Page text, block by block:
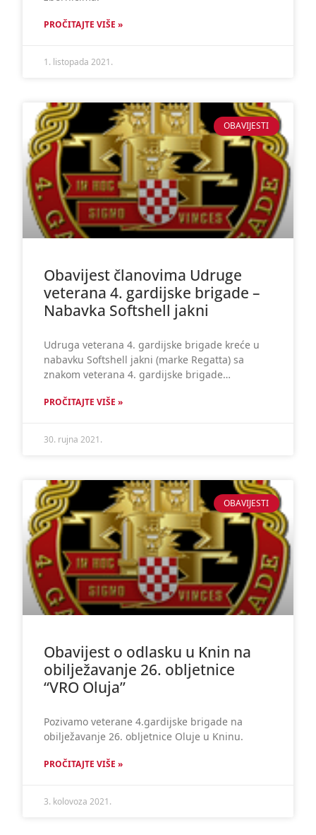
PROČITAJTE VIŠE »
1. listopada 2021.
OBAVIJESTI
Obavijest članovima Udruge
veterana 4. gardijske brigade –
Nabavka Softshell jakni
Udruga veterana 4. gardijske brigade kreće u
nabavku Softshell jakni (marke Regatta) sa
znakom veterana 4. gardijske brigade…
PROČITAJTE VIŠE »
30. rujna 2021.
OBAVIJESTI
Obavijest o odlasku u Knin na
obilježavanje 26. obljetnice
“VRO Oluja”
Pozivamo veterane 4.gardijske brigade na
obilježavanje 26. obljetnice Oluje u Kninu.
PROČITAJTE VIŠE »
3. kolovoza 2021.